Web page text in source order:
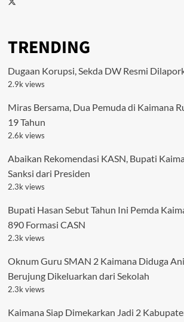
TRENDING
Dugaan Korupsi, Sekda DW Resmi
2.9k views
Miras Bersama, Dua Pemuda di Kaimana
19 Tahun
2.6k views
Abaikan Rekomendasi KASN, Bupati
Sanksi dari Presiden
2.3k views
Bupati Hasan Sebut Tahun Ini Pemda
890 Formasi CASN
2.3k views
Oknum Guru SMAN 2 Kaimana Diduga
Berujung Dikeluarkan dari Sekolah
2.3k views
Kaimana Siap Dimekarkan Jadi 2